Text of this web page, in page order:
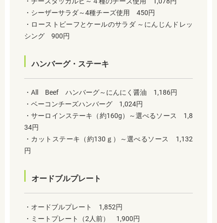
・シーザーサラダ～4種チーズ使用 450円
・ローストビーフとケールのサラダ ～にんじんドレッ
シング 900円
ハンバーグ・ステーキ
・All Beef ハンバーグ～にんにく醤油 1,186円
・ベーコンチーズハンバーグ 1,024円
・サーロインステーキ（約160g）～選べるソース 1,8
34円
・カットステーキ（約130ｇ）～選べるソース 1,132
円
オードブルプレート
・オードブルプレート 1,852円
・ミートプレート（2人前） 1,900円